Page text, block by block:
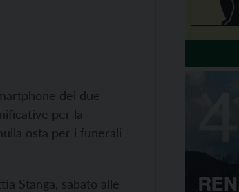
dei due
per la
osta per i funerali
Stanga, sabato alle